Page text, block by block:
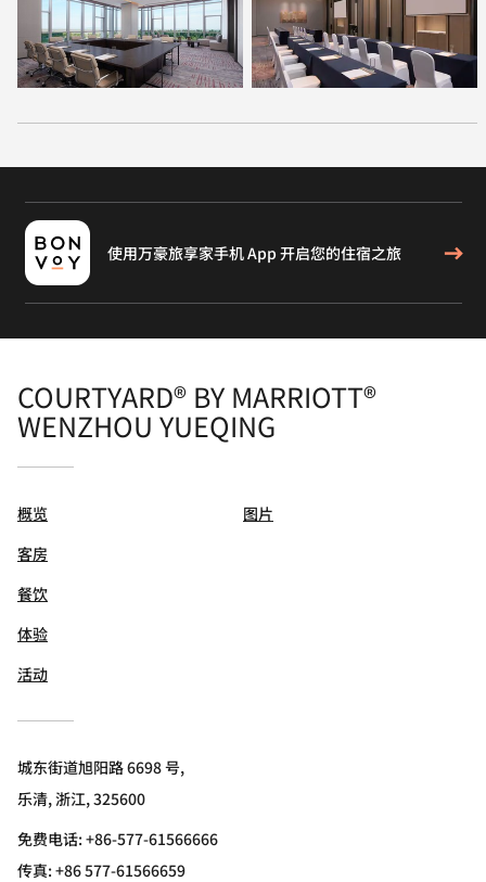
使用万豪旅享家手机 App 开启您的住宿之旅
COURTYARD® BY MARRIOTT®
WENZHOU YUEQING
概览
客房
餐饮
体验
活动
图片
城东街道旭阳路 6698 号,
乐清, 浙江, 325600
免费电话:+86-577-61566666
传真:+86 577-61566659